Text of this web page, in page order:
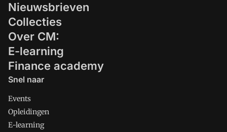
Nieuwsbrieven
Collecties
Over CM:
E-learning
Finance academy
Snel naar
Events
Opleidingen
E-learning